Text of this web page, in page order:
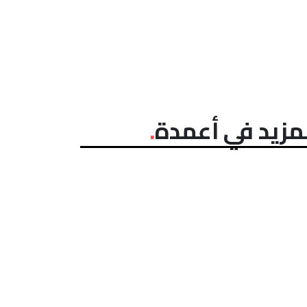
في أعمدة